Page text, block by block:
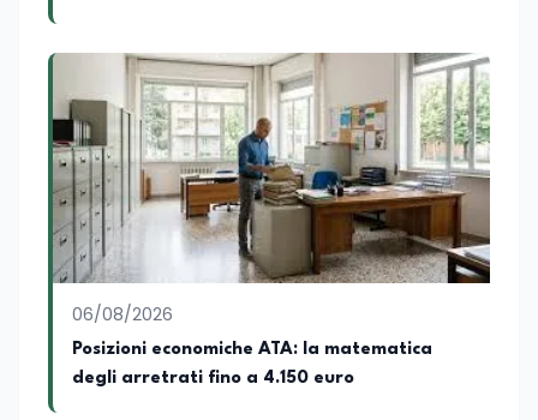
06/08/2026
Posizioni economiche ATA: la matematica
degli arretrati fino a 4.150 euro